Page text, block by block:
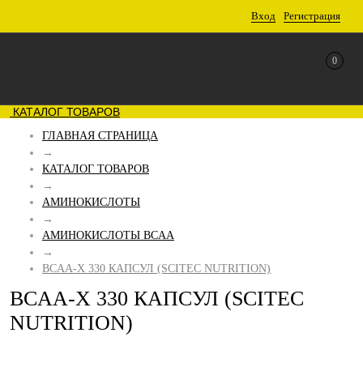
Вход Регистрация
0
КАТАЛОГ ТОВАРОВ
ГЛАВНАЯ СТРАНИЦА
→
КАТАЛОГ ТОВАРОВ
→
АМИНОКИСЛОТЫ
→
АМИНОКИСЛОТЫ BCAA
→
BCAA-X 330 КАПСУЛ (SCITEC NUTRITION)
BCAA-X 330 КАПСУЛ (SCITEC
NUTRITION)